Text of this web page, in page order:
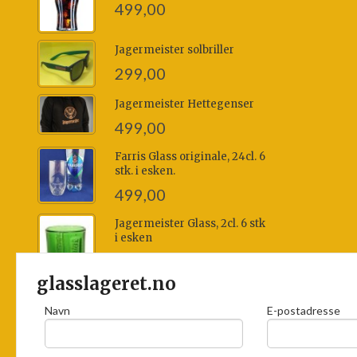
499,00
Jagermeister solbriller
299,00
Jagermeister Hettegenser
499,00
Farris Glass originale, 24cl. 6
stk. i esken.
499,00
Jagermeister Glass, 2cl. 6 stk
i esken
glasslageret.no
Navn E-postadresse